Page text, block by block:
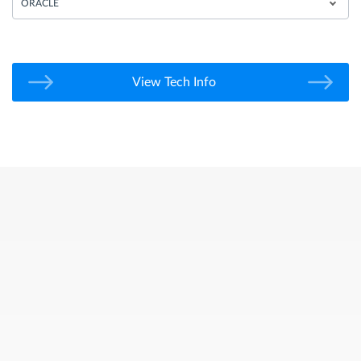
ORACLE
View Tech Info